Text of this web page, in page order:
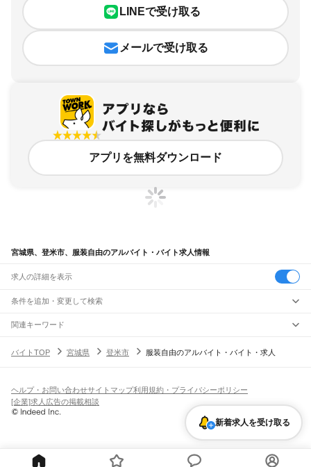
LINEで受け取る
メールで受け取る
アプリを無料ダウンロード
宮城県、登米市、服装自由のアルバイト・バイト求人情報
求人の詳細を表示
条件を追加・変更して検索
市区町村を追加・変更
宮城県すべて
石巻市塩竈市気仙沼市白石市名取市角田市多賀城市岩沼市登米市
東松島市大崎市富谷市 亘理郡宮城郡黒川郡加美郡遠田郡
駅を追加・変更
越河駅 白石駅東白石駅 北白川駅 大河原駅船岡駅槻木駅 岩沼駅 館腰駅
南仙台駅太子堂駅長町駅仙台駅東仙台駅岩切駅新利府駅利府駅陸前山王駅
国府多賀城駅塩釜駅松島駅 鹿島台駅松山町駅小牛田駅田尻駅
飲食・フードサービス
飲食・フードサービス
ホールスタッフ
皿洗い・洗い場精肉・鮮魚加工
バー（BAR）・バーテンダー
飲食店（店長・マネージャー）
営業・販売
特徴を追加・変更
人気
髪型・髪色自由ひげOKネイルOK
留学生・外国人活躍中
短期
単発・1日OK 期間限定（春夏冬休み等）
契約社員
関連キーワード
宮城県 石巻市 髪型自由 宮城県 大崎市 髪型自由
バイトTOP 宮城県 登米市 服装自由のアルバイト・バイト・求人
新着求人を受け取る
ヘルプ・お問い合わせサイトマップ利用規約・プライバシーポリシー
[企業]求人広告の掲載相談